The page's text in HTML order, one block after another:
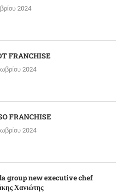
2024
FRANCHISE
2024
FRANCHISE
2024
group new executive chef
Χανιώτης